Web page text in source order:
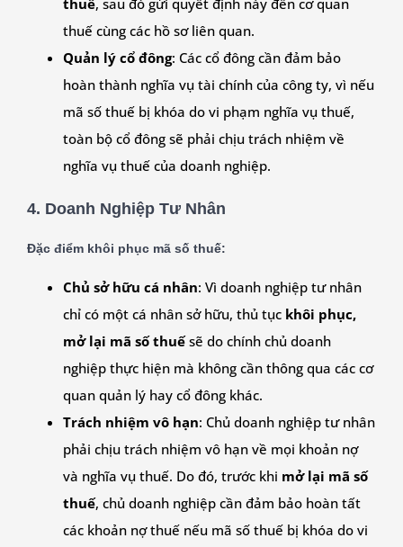
thuế cùng các hồ sơ liên quan.
Quản lý cổ đông: Các cổ đông cần đảm bảo
hoàn thành nghĩa vụ tài chính của công ty, vì nếu
mã số thuế bị khóa do vi phạm nghĩa vụ thuế,
toàn bộ cổ đông sẽ phải chịu trách nhiệm về
nghĩa vụ thuế của doanh nghiệp.
4. Doanh Nghiệp Tư Nhân
Đặc điểm khôi phục mã số thuế:
Chủ sở hữu cá nhân: Vì doanh nghiệp tư nhân
chỉ có một cá nhân sở hữu, thủ tục khôi phục,
mở lại mã số thuếsẽ do chính chủ doanh
nghiệp thực hiện mà không cần thông qua các cơ
quan quản lý hay cổ đông khác.
Trách nhiệm vô hạn: Chủ doanh nghiệp tư nhân
phải chịu trách nhiệm vô hạn về mọi khoản nợ
và nghĩa vụ thuế. Do đó, trước khi mở lại mã số
thuế, chủ doanh nghiệp cần đảm bảo hoàn tất
các khoản nợ thuế nếu mã số thuế bị khóa do vi